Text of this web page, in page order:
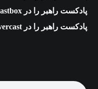
پادکست راهبر را در Castbox دنبال کنید!
پادکست راهبر را در Overcast دنبال کنید!